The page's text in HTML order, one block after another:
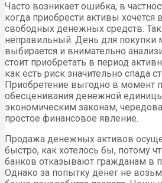
Часто возникает ошибка, в
когда приобрести активы
свободных денежных средств.
неправильный. День для покупки
выбирается и внимательно
стоит приобретать в период
как есть риск значительно спада
Приобретение выгодно в момент
обесценивания денежной
экономическим законам,
простое финансовое явление.
Продажа денежных активов
быстро, как хотелось бы, потому
банков отказывают гражданам в
Однако за попытку денег не